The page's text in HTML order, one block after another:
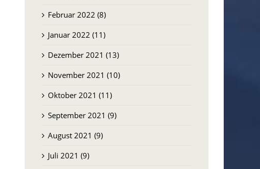
Februar 2022 (8)
Januar 2022 (11)
Dezember 2021 (13)
November 2021 (10)
Oktober 2021 (11)
September 2021 (9)
August 2021 (9)
Juli 2021 (9)